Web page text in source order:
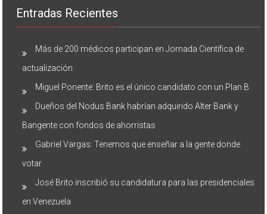
Entradas Recientes
Más de 200 médicos participan en Jornada Científica de
actualización
Miguel Ponente: Brito es el único candidato con un Plan B
Dueños del Nodus Bank habrían adquirido Alter Bank y
Bangente con fondos de ahorristas
Gabriel Vargas: Tenemos que enseñar a la gente donde
votar
José Brito inscribió su candidatura para las presidenciales
en Venezuela